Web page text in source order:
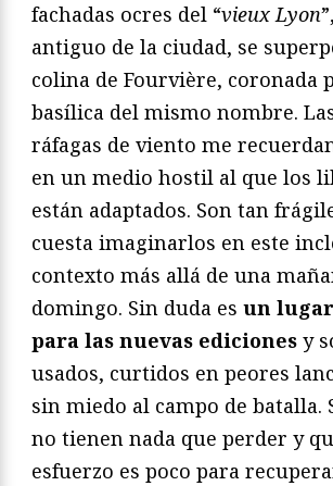
fachadas ocres del “vieux Lyon
antiguo de la ciudad, se
colina de Fourvière, coronada
basílica del mismo nombre.
ráfagas de viento me
en un medio hostil al que los
están adaptados. Son tan
cuesta imaginarlos en este
contexto más allá de una
domingo. Sin duda es un
para las nuevas ediciones y
usados, curtidos en peores
sin miedo al campo de batalla.
no tienen nada que perder y
esfuerzo es poco para